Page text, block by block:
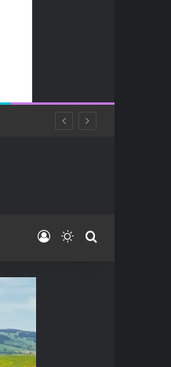
Log InSwitch skin